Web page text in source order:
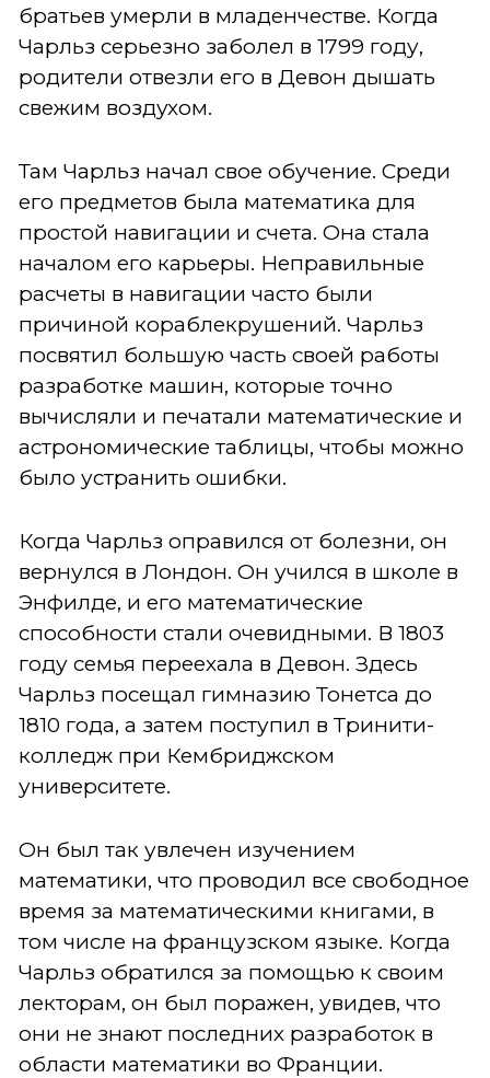
братьев умерли в младенчестве. Когда
Чарльз серьезно заболел в 1799 году,
родители отвезли его в Девон дышать
свежим воздухом.
Там Чарльз начал свое обучение. Среди
его предметов была математика для
простой навигации и счета. Она стала
началом его карьеры. Неправильные
расчеты в навигации часто были
причиной кораблекрушений. Чарльз
посвятил большую часть своей работы
разработке машин, которые точно
вычисляли и печатали математические и
астрономические таблицы, чтобы можно
было устранить ошибки.
Когда Чарльз оправился от болезни, он
вернулся в Лондон. Он учился в школе в
Энфилде, и его математические
способности стали очевидными. В 1803
году семья переехала в Девон. Здесь
Чарльз посещал гимназию Тонетса до
1810 года, а затем поступил в Тринити-
колледж при Кембриджском
университете.
Он был так увлечен изучением
математики, что проводил все свободное
время за математическими книгами, в
том числе на французском языке. Когда
Чарльз обратился за помощью к своим
лекторам, он был поражен, увидев, что
они не знают последних разработок в
области математики во Франции.